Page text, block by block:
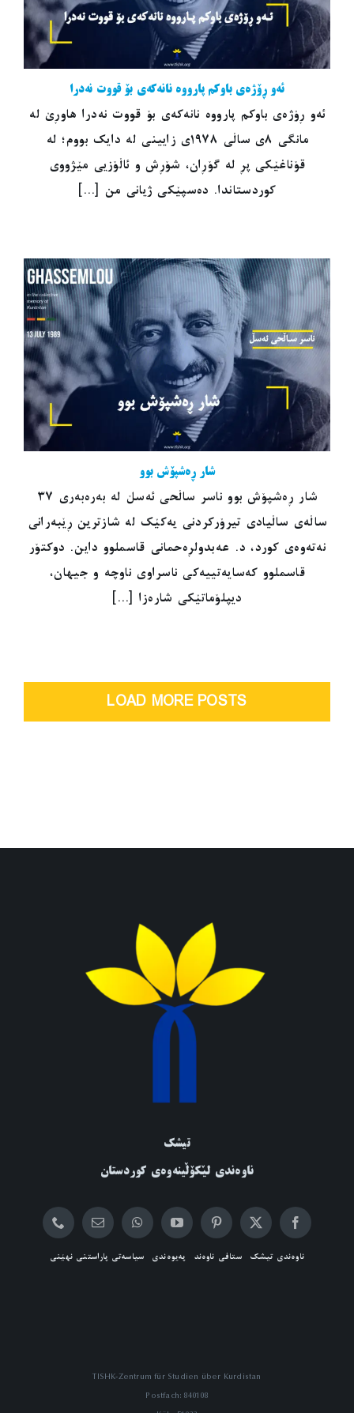
ئەو ڕۆژەی باوکم پارووە نانەکەی بۆ قووت نەدرا
ئەو ڕۆژەی باوکم پارووە نانەکەی بۆ قووت نەدرا هاوڕێ لە
مانگی ٨ی ساڵی ١٩٧٨ی زایینی لە دایک بووم؛ لە
قۆناغێکی پڕ لە گۆڕان، شۆڕش و ئاڵۆزیی مێژووی
کوردستاندا. دەسپێکی ژیانی من [...]
شار ڕەشپۆش بوو
شار ڕەشپۆش بوو ناسر ساڵحی ئەسڵ لە بەرەبەری ٣٧
ساڵەی ساڵیادی تیرۆرکردنی یەکێک لە شازترین ڕێبەرانی
نەتەوەی کورد، د. عەبدولڕەحمانی قاسملوو داین. دوکتۆر
قاسملوو کەسایەتییەکی ناسراوی ناوچە و جیهان،
دیپلۆماتێکی شارەزا [...]
LOAD MORE POSTS
تیشک
ناوەندی لێکۆڵینەوەی کوردستان
ناوەندی تیشک ستافی ناوەند پەیوەندی سیاسەتی پاراستنی نهێنی
TISHK-Zentrum für Studien über Kurdistan
Postfach: 840108